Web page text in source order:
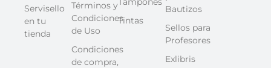
Servisello
en tu
tienda
Términos y
Condiciones
de Uso
Condiciones
de compra,
Tintas
Bautizos
Sellos para
Profesores
Exlibris